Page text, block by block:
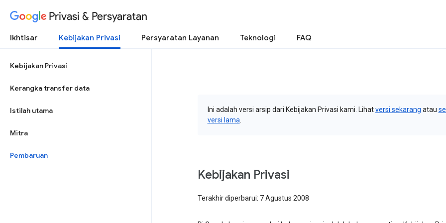
Privasi & Persyaratan
Ikhtisar Kebijakan Privasi Persyaratan Layanan Teknologi FAQ
Kebijakan Privasi
Kerangka transfer data
Istilah utama
Mitra
Pembaruan
Ini adalah versi arsip dari Kebijakan Privasi kami. Lihatversi sekarang atau
versi lama
Kebijakan Privasi
Terakhir diperbarui: 7 Agustus 2008